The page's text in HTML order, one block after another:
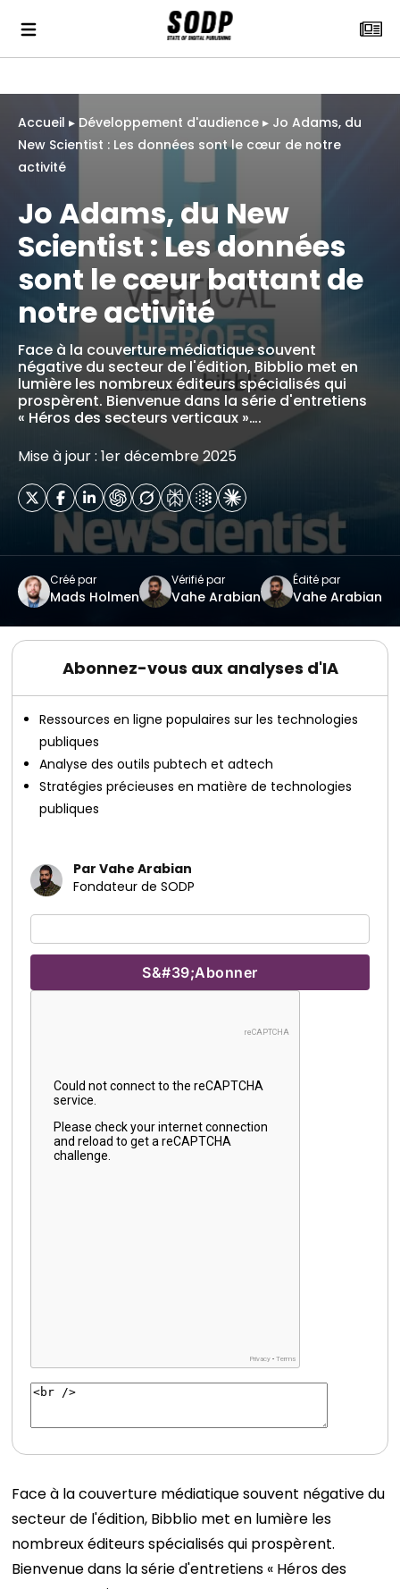
Accueil ▸ Développement d'audience ▸ Jo Adams, du
New Scientist : Les données sont le cœur de notre
activité
Jo Adams, du New
Scientist : Les données
sont le cœur battant de
notre activité
Face à la couverture médiatique souvent
négative du secteur de l'édition, Bibblio met en
lumière les nombreux éditeurs spécialisés qui
prospèrent. Bienvenue dans la série d'entretiens
« Héros des secteurs verticaux »….
Mise à jour : 1er décembre 2025
Créé par
Mads Holmen
Vérifié par
Vahe Arabian
Édité par
Vahe Arabian
Abonnez-vous aux analyses d'IA
Ressources en ligne populaires sur les technologies
publiques
Analyse des outils pubtech et adtech
Stratégies précieuses en matière de technologies
publiques
Par Vahe Arabian
Fondateur de SODP
Face à la couverture médiatique souvent négative du
secteur de l'édition, Bibblio met en lumière les
nombreux éditeurs spécialisés qui prospèrent.
Bienvenue dans la série d'entretiens « Héros des